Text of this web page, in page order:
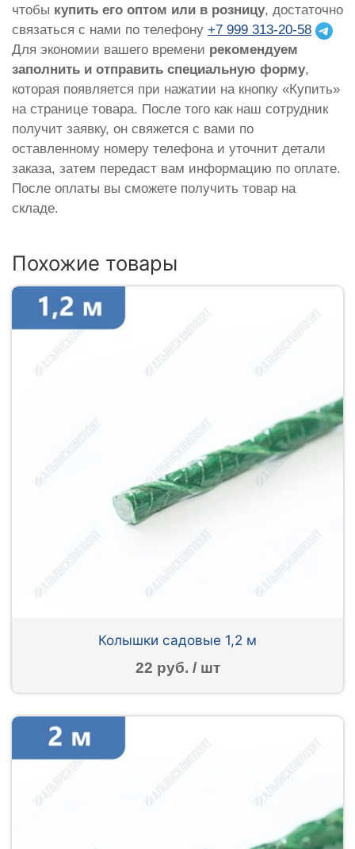
чтобы купить его оптом или в розницу, достаточно
связаться с нами по телефону +7 999 313-20-58
Для экономии вашего времени рекомендуем
заполнить и отправить специальную форму,
которая появляется при нажатии на кнопку «Купить»
на странице товара. После того как наш сотрудник
получит заявку, он свяжется с вами по
оставленному номеру телефона и уточнит детали
заказа, затем передаст вам информацию по оплате.
После оплаты вы сможете получить товар на
складе.
Похожие товары
Колышки садовые 1,2 м
22 руб. / шт